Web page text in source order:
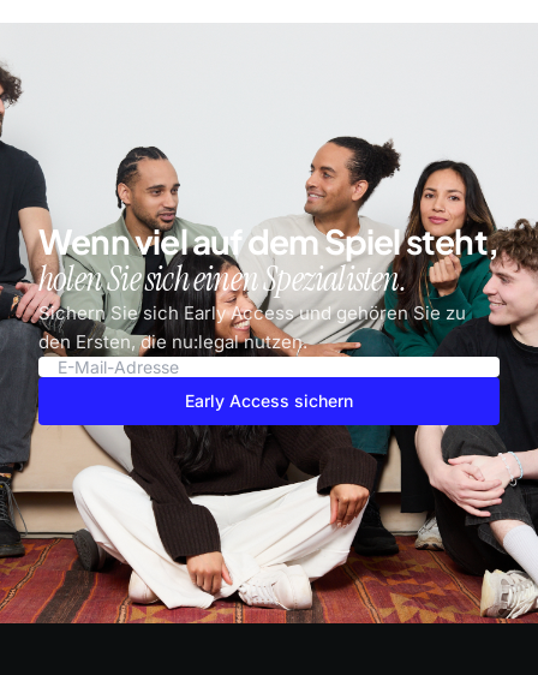
Wenn viel auf dem Spiel steht,
holen Sie sich einen Spezialisten.
Sichern Sie sich Early Access und gehören Sie zu
den Ersten, die nu:legal nutzen.
Early Access sichern